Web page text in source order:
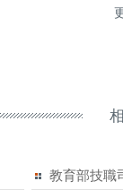
教育部技職